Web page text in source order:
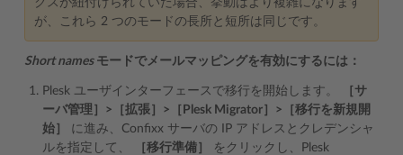
クスが紐付けられていた場合、挙動はより複雑になります
が、これら 2 つのモードの長所と短所は同じです。
Short namesモードでメールマッピングを有効にするには：
Plesk ユーザインターフェースで移行を開始します。
［サ
ーバ管理］>［拡張］>［Plesk Migrator］>［移行を新規開
始］
に進み、Confixx サーバの IP アドレスとクレデンシャ
ルを指定して、
［移行準備］
をクリックし、Plesk